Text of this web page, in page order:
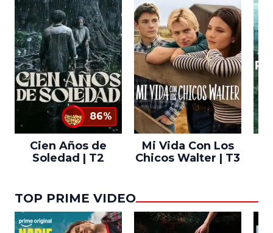
86%
Cien Años de
Soledad | T2
Mi Vida Con Los
Chicos Walter | T3
TOP PRIME VIDEO